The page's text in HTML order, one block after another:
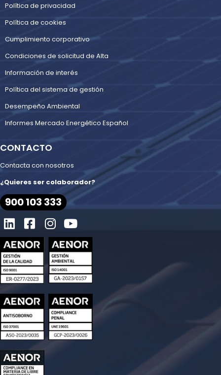
Política de privacidad
Política de cookies
Cumplimiento corporativo
Condiciones de solicitud de Alta
Información de interés
Política del sistema de gestión
Desempeño Ambiental
Informes Mercado Energético Español
CONTACTO
Contacta con nosotros
¿Quieres ser colaborador?
900 103 333